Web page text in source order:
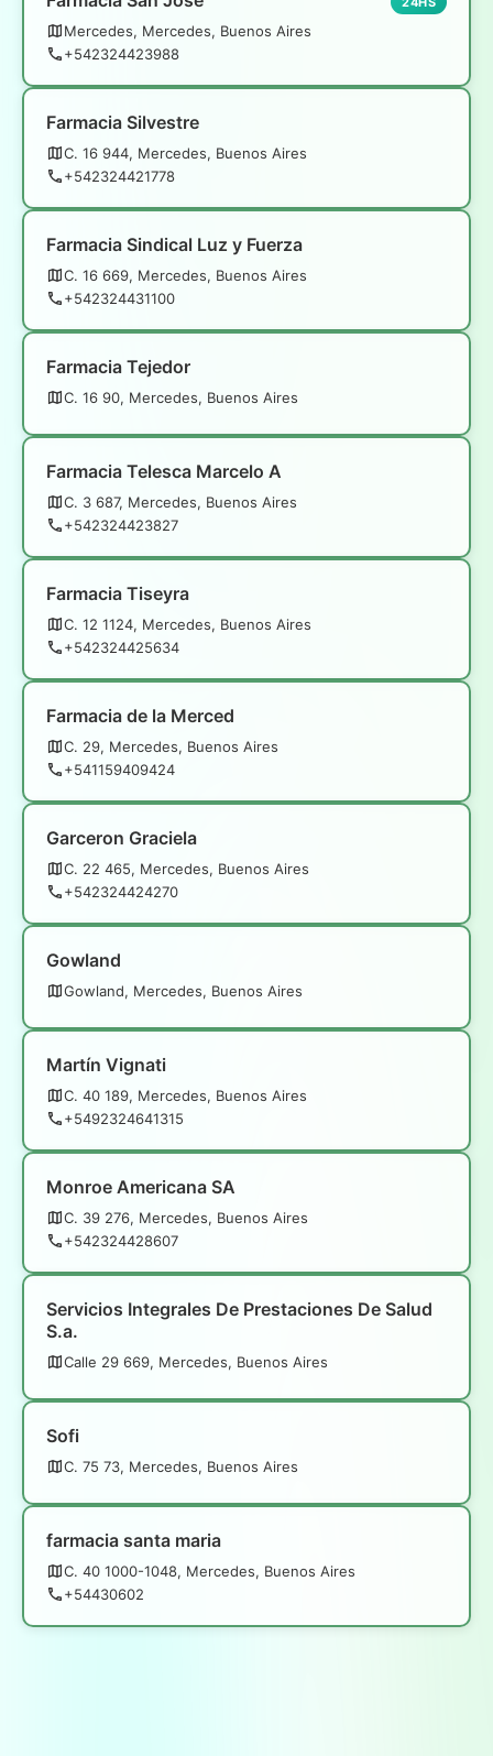
Mercedes, Mercedes, Buenos Aires
+542324423988
Farmacia Silvestre
C. 16 944, Mercedes, Buenos Aires
+542324421778
Farmacia Sindical Luz y Fuerza
C. 16 669, Mercedes, Buenos Aires
+542324431100
Farmacia Tejedor
C. 16 90, Mercedes, Buenos Aires
Farmacia Telesca Marcelo A
C. 3 687, Mercedes, Buenos Aires
+542324423827
Farmacia Tiseyra
C. 12 1124, Mercedes, Buenos Aires
+542324425634
Farmacia de la Merced
C. 29, Mercedes, Buenos Aires
+541159409424
Garceron Graciela
C. 22 465, Mercedes, Buenos Aires
+542324424270
Gowland
Gowland, Mercedes, Buenos Aires
Martín Vignati
C. 40 189, Mercedes, Buenos Aires
+5492324641315
Monroe Americana SA
C. 39 276, Mercedes, Buenos Aires
+542324428607
Servicios Integrales De Prestaciones De Salud
S.a.
Calle 29 669, Mercedes, Buenos Aires
Sofi
C. 75 73, Mercedes, Buenos Aires
farmacia santa maria
C. 40 1000-1048, Mercedes, Buenos Aires
+54430602